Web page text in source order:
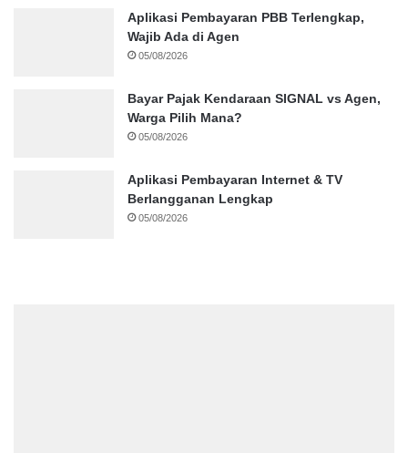
Aplikasi Pembayaran PBB Terlengkap,
Wajib Ada di Agen
05/08/2026
Bayar Pajak Kendaraan SIGNAL vs Agen,
Warga Pilih Mana?
05/08/2026
Aplikasi Pembayaran Internet & TV
Berlangganan Lengkap
05/08/2026